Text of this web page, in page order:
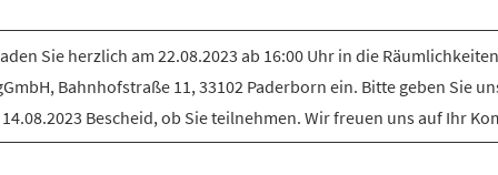
Sie herzlich am 22.08.2023 ab 16:00 Uhr in die
Bahnhofstraße 11, 33102 Paderborn ein. Bitte geben Sie
Bescheid, ob Sie teilnehmen. Wir freuen uns auf Ihr